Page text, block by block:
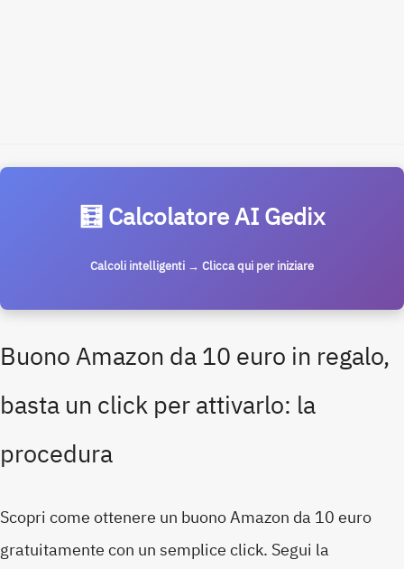
🧮 Calcolatore AI Gedix
Calcoli intelligenti → Clicca qui per iniziare
Buono Amazon da 10 euro in regalo,
basta un click per attivarlo: la
procedura
Scopri come ottenere un buono Amazon da 10 euro
gratuitamente con un semplice click. Segui la